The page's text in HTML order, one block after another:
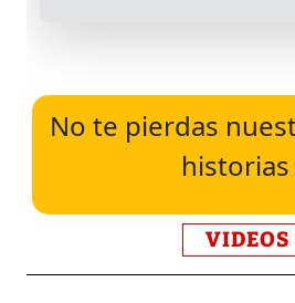
No te pierdas
historias
VIDEOS